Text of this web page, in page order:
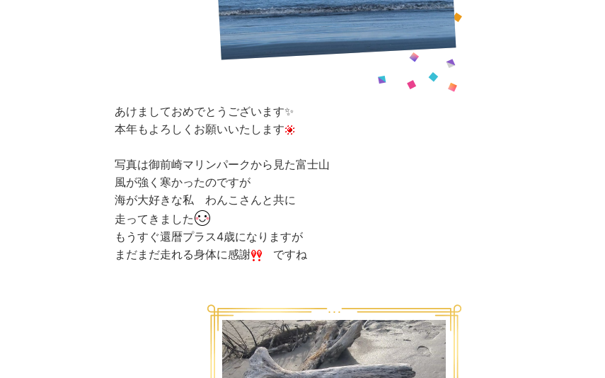
あけましておめでとうございます✨
本年もよろしくお願いいたします
写真は御前崎マリンパークから見た富士山
風が強く寒かったのですが
海が大好きな私 わんこさんと共に
走ってきました
もうすぐ還暦プラス4歳になりますが
まだまだ走れる身体に感謝
ですね